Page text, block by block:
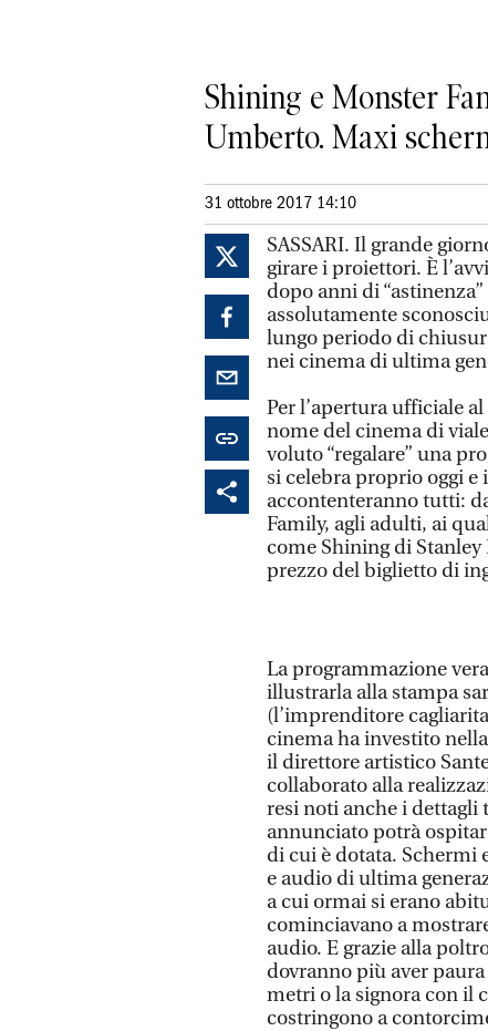
Shining e Monster
Umberto. Maxi
31 ottobre 2017 14:10
SASSARI. Il grande
girare i proiettori. È
dopo anni di
assolutamente
lungo periodo di
nei cinema di ultima
Per l’apertura ufficiale
nome del cinema di
voluto “regalare” una
si celebra proprio oggi e
accontenteranno tutti:
Family, agli adulti, ai
come Shining di
prezzo del biglietto di
La programmazione
illustrarla alla stampa
(l’imprenditore
cinema ha investito
il direttore artistico
collaborato alla
resi noti anche i dettagli
annunciato potrà
di cui è dotata.
e audio di ultima
a cui ormai si erano
cominciavano a
audio. E grazie alla
dovranno più aver
metri o la signora con il
costringono a